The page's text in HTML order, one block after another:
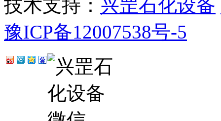
技术支持： 兴罡石化设备
豫ICP备12007538号-5